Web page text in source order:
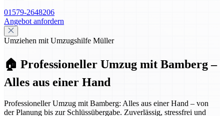
01579-2648206
Angebot anfordern
Umziehen mit Umzugshilfe Müller
🏠 Professioneller Umzug mit Bamberg –
Alles aus einer Hand
Professioneller Umzug mit Bamberg: Alles aus einer Hand – von
der Planung bis zur Schlüssübergabe. Zuverlässig, stressfrei und